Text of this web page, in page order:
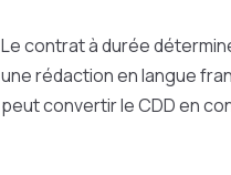
Le contrat à durée
une rédaction en langue
peut convertir le CDD en